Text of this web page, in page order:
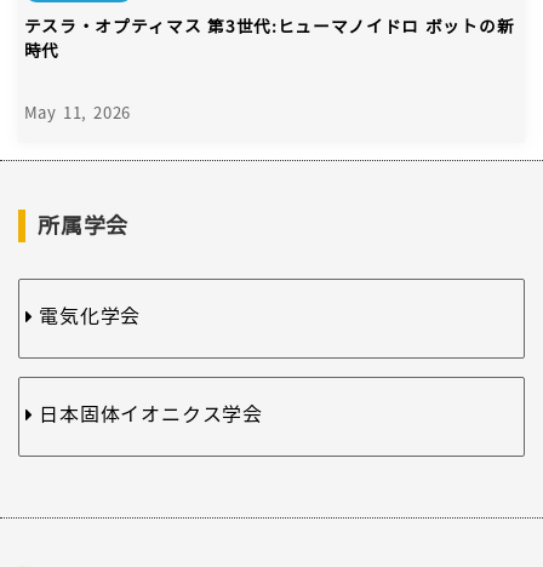
テスラ・オプティマス 第3世代:ヒューマノイドロ ボットの新
時代
May 11, 2026
所属学会
電気化学会
日本固体イオニクス学会